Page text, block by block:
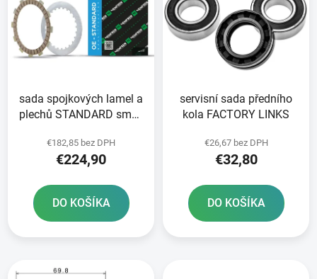
o
p
s
sada spojkových lamel a
plechů STANDARD směs
€182,85 bez DPH
€224,90
DO KOŠÍKA
servisní sada předního
kola FACTORY LINKS
€26,67 bez DPH
€32,80
DO KOŠÍKA